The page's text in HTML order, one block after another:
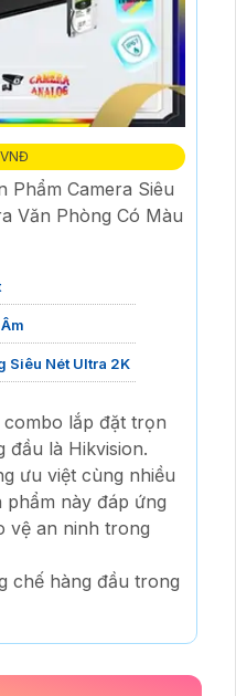
Phẩm Camera Siêu
Văn Phòng Có Màu
Siêu Nét Ultra 2K
lắp đặt trọn
đầu là Hikvision.
ưu việt cùng nhiều
này đáp ứng
vệ an ninh trong
chế hàng đầu trong